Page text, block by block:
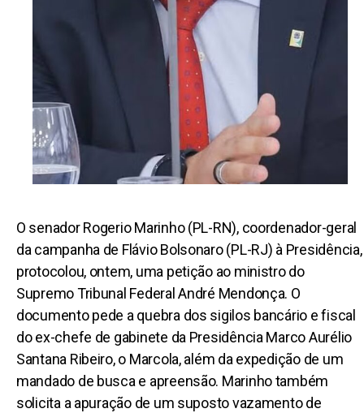
O senador Rogerio Marinho (PL-RN), coordenador-geral
da campanha de Flávio Bolsonaro (PL-RJ) à Presidência,
protocolou, ontem, uma petição ao ministro do
Supremo Tribunal Federal André Mendonça. O
documento pede a quebra dos sigilos bancário e fiscal
do ex-chefe de gabinete da Presidência Marco Aurélio
Santana Ribeiro, o Marcola, além da expedição de um
mandado de busca e apreensão. Marinho também
solicita a apuração de um suposto vazamento de